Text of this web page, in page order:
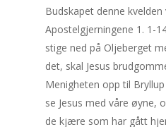
Budskapet denne
Apostelgjerningene 1. 1-
stige ned på Oljeberget
det, skal Jesus
Menigheten opp til
se Jesus med våre øyne,
de kjære som har gått